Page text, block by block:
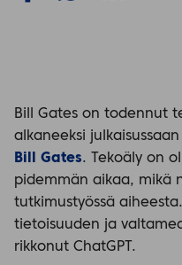
Bill Gates on todennut
alkaneeksi julkaisussaan
Bill Gates. Tekoäly on
pidemmän aikaa, mikä
tutkimustyössä
tietoisuuden ja
rikkonut ChatGPT.